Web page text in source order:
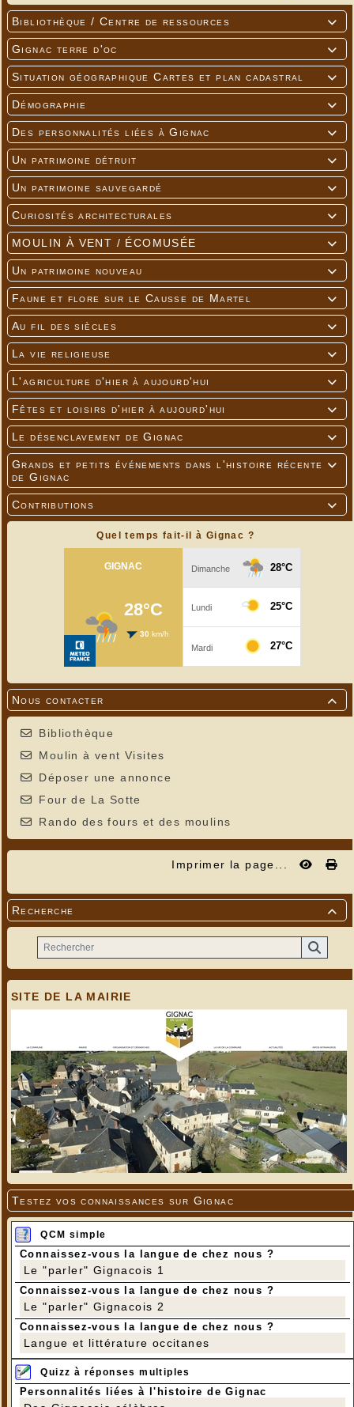

Bibliothèque / Centre de ressources

Gignac terre d'oc

Situation géographique Cartes et plan cadastral

Démographie

Des personnalités liées à Gignac

Un patrimoine détruit

Un patrimoine sauvegardé

Curiosités architecturales

MOULIN À VENT / ÉCOMUSÉE

Un patrimoine nouveau

Faune et flore sur le Causse de Martel

Au fil des siècles

La vie religieuse

L'agriculture d'hier à aujourd'hui

Fêtes et loisirs d'hier à aujourd'hui

Le désenclavement de Gignac

Grands et petits événements dans l'histoire récente
de Gignac

Contributions
Quel temps fait-il à Gignac ?

Nous contacter
Bibliothèque
Moulin à vent Visites
Déposer une annonce
Four de La Sotte
Rando des fours et des moulins
Imprimer la page...

Recherche
SITE DE LA MAIRIE
Testez vos connaissances sur Gignac
QCM simple
Connaissez-vous la langue de chez nous ?
Le "parler" Gignacois 1
Connaissez-vous la langue de chez nous ?
Le "parler" Gignacois 2
Connaissez-vous la langue de chez nous ?
Langue et littérature occitanes
Quizz à réponses multiples
Personnalités liées à l'histoire de Gignac